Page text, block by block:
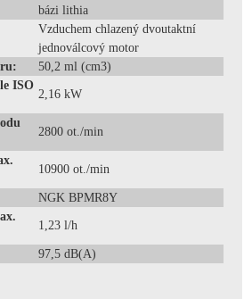
bázi lithia
Vzduchem chlazený dvoutaktní
jednoválcový motor
50,2 ml (cm3)
ISO
2,16 kW
2800 ot./min
10900 ot./min
NGK BPMR8Y
1,23 l/h
97,5 dB(A)